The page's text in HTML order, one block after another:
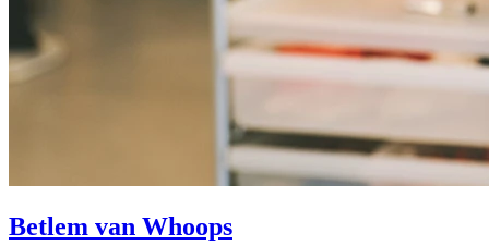
Betlem van Whoops